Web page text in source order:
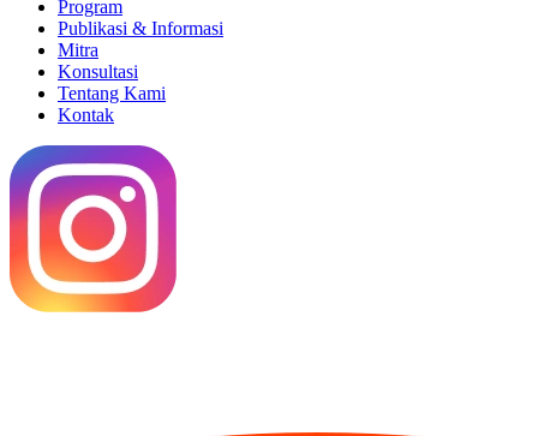
Program
Publikasi & Informasi
Mitra
Konsultasi
Tentang Kami
Kontak